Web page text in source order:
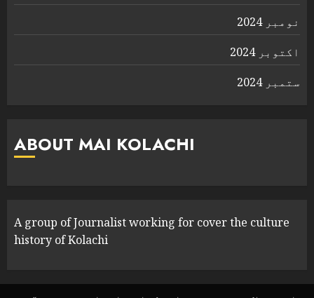
نومبر 2024
اکتوبر 2024
ستمبر 2024
ABOUT MAI KOLACHI
A group of Journalist working for cover the culture
history of Kolachi